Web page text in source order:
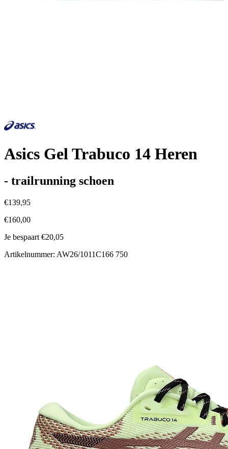
Asics Gel Trabuco 14 Heren
- trailrunning schoen
€139,95
€160,00
Je bespaart €20,05
Artikelnummer: AW26/1011C166 750